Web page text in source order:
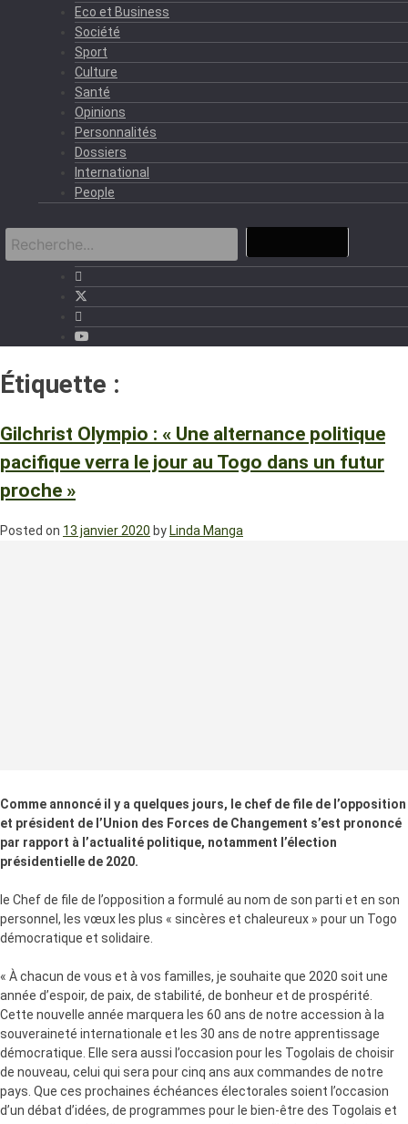
Eco et Business
Société
Sport
Culture
Santé
Opinions
Personnalités
Dossiers
International
People
Étiquette :
Gilchrist Olympio : « Une alternance politique
pacifique verra le jour au Togo dans un futur
proche »
Posted on 13 janvier 2020 by Linda Manga
Comme annoncé il y a quelques jours, le chef de file de l’opposition
et président de l’Union des Forces de Changement s’est prononcé
par rapport à l’actualité politique, notamment l’élection
présidentielle de 2020.
le Chef de file de l’opposition a formulé au nom de son parti et en son
personnel, les vœux les plus « sincères et chaleureux » pour un Togo
démocratique et solidaire.
« À chacun de vous et à vos familles, je souhaite que 2020 soit une
année d’espoir, de paix, de stabilité, de bonheur et de prospérité.
Cette nouvelle année marquera les 60 ans de notre accession à la
souveraineté internationale et les 30 ans de notre apprentissage
démocratique. Elle sera aussi l’occasion pour les Togolais de choisir
de nouveau, celui qui sera pour cinq ans aux commandes de notre
pays. Que ces prochaines échéances électorales soient l’occasion
d’un débat d’idées, de programmes pour le bien-être des Togolais et